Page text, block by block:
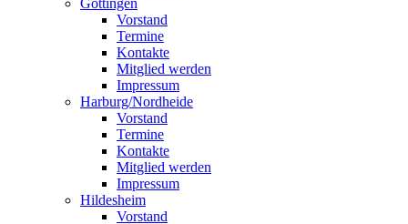
Göttingen
Vorstand
Termine
Kontakte
Mitglied werden
Impressum
Harburg/Nordheide
Vorstand
Termine
Kontakte
Mitglied werden
Impressum
Hildesheim
Vorstand